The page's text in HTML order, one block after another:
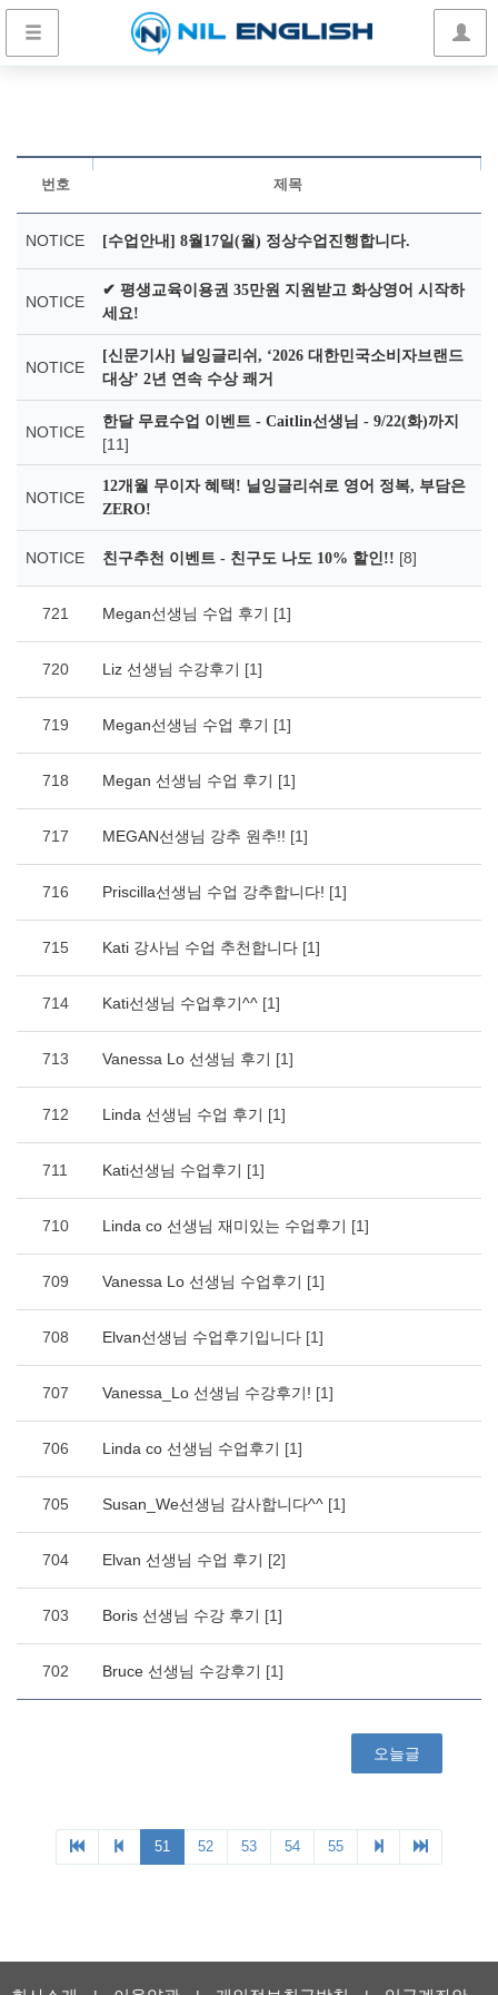
번호 제목
NOTICE [수업안내] 8월17일(월) 정상수업진행합니다.
NOTICE
✔ 평생교육이용권 35만원 지원받고 화상영어 시작하
세요!
NOTICE
[신문기사] 닐잉글리쉬, ‘2026 대한민국소비자브랜드
대상’ 2년 연속 수상 쾌거
NOTICE
한달 무료수업 이벤트 - Caitlin선생님 - 9/22(화)까지
[11]
NOTICE
12개월 무이자 혜택! 닐잉글리쉬로 영어 정복, 부담은
ZERO!
NOTICE 친구추천 이벤트 - 친구도 나도 10% 할인!! [8]
721 Megan선생님 수업 후기 [1]
720 Liz 선생님 수강후기 [1]
719 Megan선생님 수업 후기 [1]
718 Megan 선생님 수업 후기 [1]
717 MEGAN선생님 강추 원추!! [1]
716 Priscilla선생님 수업 강추합니다! [1]
715 Kati 강사님 수업 추천합니다 [1]
714 Kati선생님 수업후기^^ [1]
713 Vanessa Lo 선생님 후기 [1]
712 Linda 선생님 수업 후기 [1]
711 Kati선생님 수업후기 [1]
710 Linda co 선생님 재미있는 수업후기 [1]
709 Vanessa Lo 선생님 수업후기 [1]
708 Elvan선생님 수업후기입니다 [1]
707 Vanessa_Lo 선생님 수강후기! [1]
706 Linda co 선생님 수업후기 [1]
705 Susan_We선생님 감사합니다^^ [1]
704 Elvan 선생님 수업 후기 [2]
703 Boris 선생님 수강 후기 [1]
702 Bruce 선생님 수강후기 [1]
오늘글
51 52 53 54 55